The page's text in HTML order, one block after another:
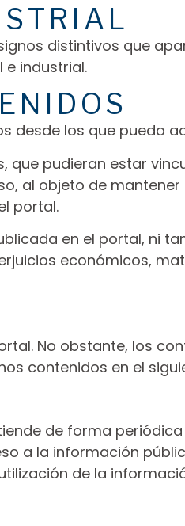
distintivos que
industrial.
desde los que pueda
que pudieran estar
al objeto de
portal.
en el portal, ni
económicos,
No obstante, los
contenidos en el
de forma
a la información
de la